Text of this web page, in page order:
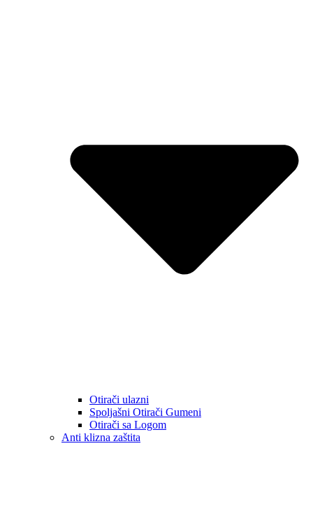
Otirači ulazni
Spoljašni Otirači Gumeni
Otirači sa Logom
Anti klizna zaštita